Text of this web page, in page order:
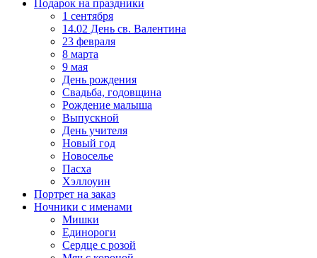
Подарок на праздники
1 сентября
14.02 День св. Валентина
23 февраля
8 марта
9 мая
День рождения
Свадьба, годовщина
Рождение малыша
Выпускной
День учителя
Новый год
Новоселье
Пасха
Хэллоуин
Портрет на заказ
Ночники с именами
Мишки
Единороги
Сердце с розой